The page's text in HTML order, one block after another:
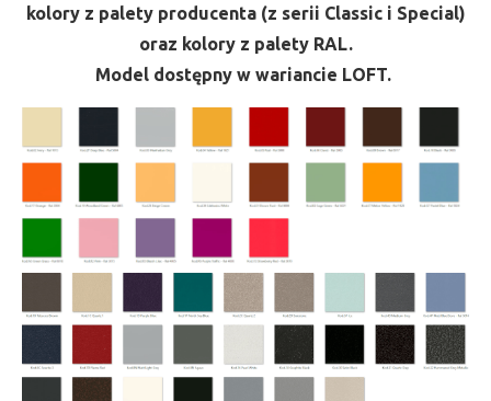
kolory z palety producenta (z serii Classic i Special)
oraz kolory z palety RAL.
Model dostępny w wariancie LOFT.